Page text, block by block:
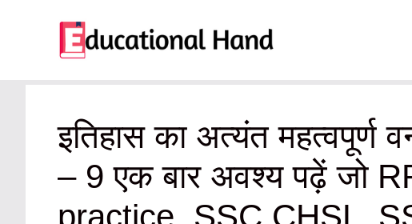
इतिहास का अत्यंत महत्वपूर्ण
– 9 एक बार अवश्य पढ़ें जो
practice, SSC CHSL